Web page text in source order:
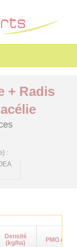
+ Radis
:
Densité
(kg/ha)
PMG (g)